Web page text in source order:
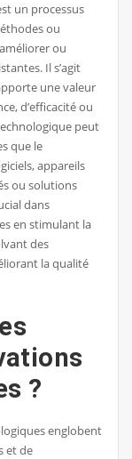
un processus
ou
ou
Il s’agit
une valeur
d’efficacité ou
peut
que le
appareils
ou solutions
dans
en stimulant la
des
la qualité
?
englobent
et de